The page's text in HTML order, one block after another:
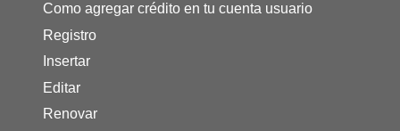
Como agregar crédito en tu cuenta usuario
Registro
Insertar
Editar
Renovar